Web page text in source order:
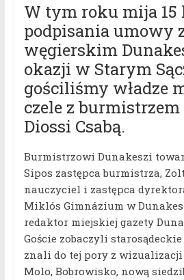
W tym roku mija 15
podpisania umowy
węgierskim
okazji w Starym
gościliśmy władze
czele z
Diossi Csabą.
Burmistrzowi Dunakeszi
Sipos zastępca burmistrza,
nauczyciel i zastępca
Miklós Gimnázium w
redaktor miejskiej gazety
Goście zobaczyli
znali do tej pory z wizualizacji
Molo, Bobrowisko, nową